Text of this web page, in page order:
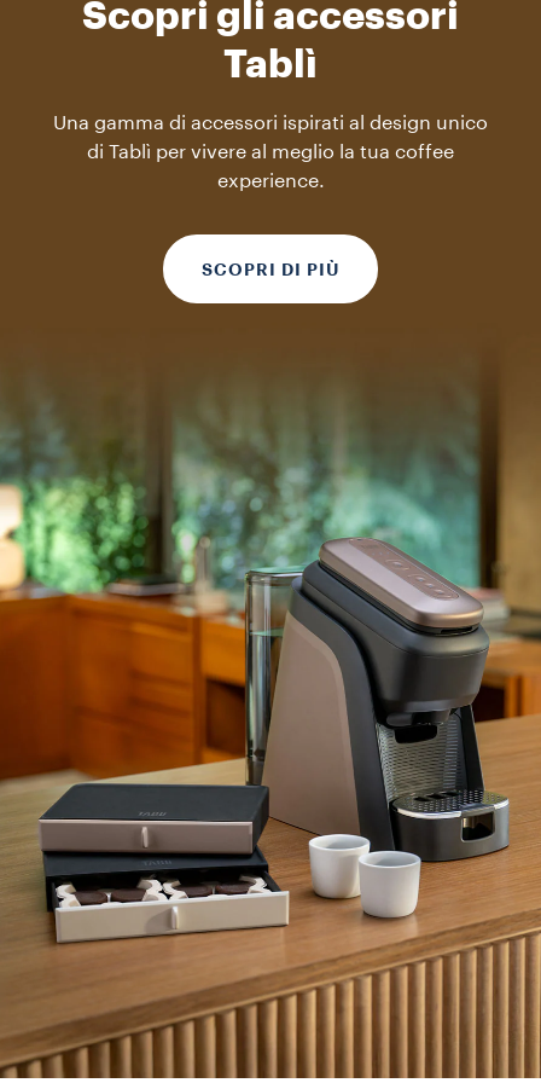
Scopri gli accessori
Tablì
Una gamma di accessori ispirati al design unico
di Tablì per vivere al meglio la tua coffee
experience.
SCOPRI DI PIÙ